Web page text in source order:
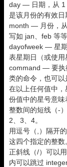
day — 日期，从 1
是该月份的有效日
month — 月份，
写如 jan、feb 等等
dayofweek — 星
表星期日（或使用
command — 要执
类的命令，也可以
在以上任何值中
份值中的星号意味
整数间的短线（-
2、3、4。
用逗号（,）隔开
这四个指定的整数
正斜线（/）可以
内可以跳过